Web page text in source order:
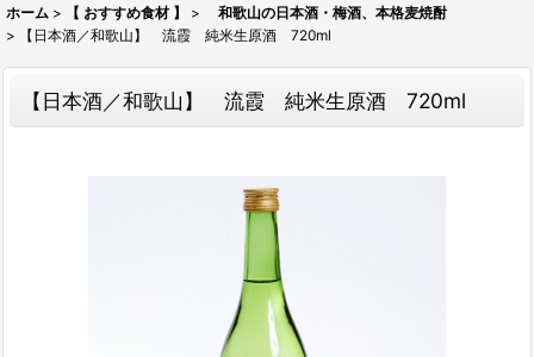
ホーム > 【 おすすめ食材 】 >
和歌山の日本酒・梅酒、本格麦焼酎
>
【日本酒／和歌山】 流霞 純米生原酒 720ml
【日本酒／和歌山】 流霞 純米生原酒 720ml